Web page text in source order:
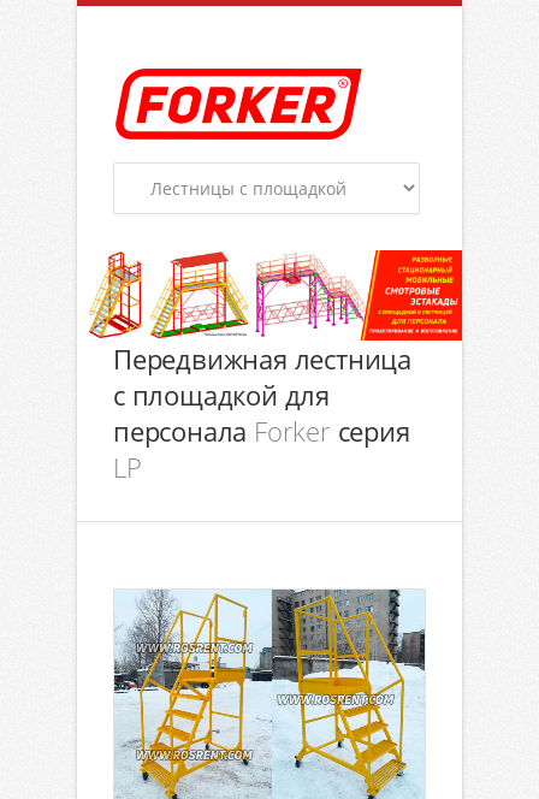
Передвижная лестница
с площадкой для
персонала Forker серия
LP